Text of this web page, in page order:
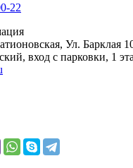
22
Ул. Барклая
вход с парковки, 1